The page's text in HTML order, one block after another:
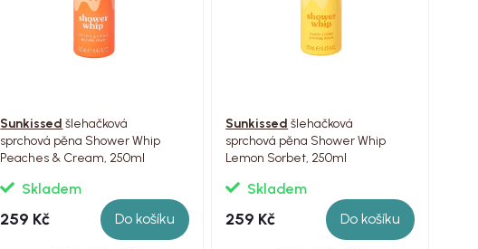
Sunkissed šlehačková
sprchová pěna Shower Whip
Peaches & Cream, 250ml
Skladem
259 Kč Do košíku
Sunkissed šlehačková
sprchová pěna Shower Whip
Lemon Sorbet, 250ml
Skladem
259 Kč Do košíku